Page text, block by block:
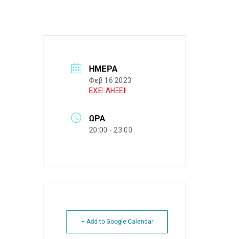
ΗΜΈΡΑ
Φεβ 16 2023
ΕΧΕΙ ΛΗΞΕΙ!
ΏΡΑ
20:00 - 23:00
+ Add to Google Calendar